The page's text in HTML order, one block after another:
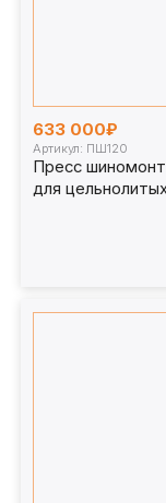
633 000₽
Артикул: ПШ120
Пресс
для